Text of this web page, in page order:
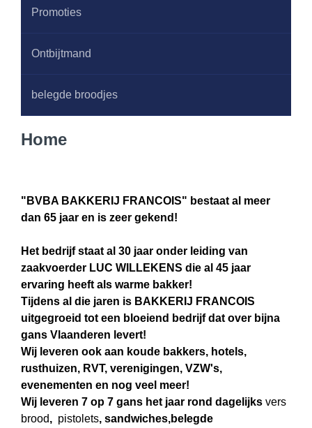
Promoties
Ontbijtmand
belegde broodjes
Home
"BVBA BAKKERIJ FRANCOIS" bestaat al meer
dan 65 jaar en is zeer gekend!
Het bedrijf staat al 30 jaar onder leiding van
zaakvoerder LUC WILLEKENS die al 45 jaar
ervaring heeft als warme bakker!
Tijdens al die jaren is BAKKERIJ FRANCOIS
uitgegroeid tot een bloeiend bedrijf dat over bijna
gans Vlaanderen levert!
Wij leveren ook aan koude bakkers, hotels,
rusthuizen, RVT, verenigingen, VZW's,
evenementen en nog veel meer!
Wij leveren 7 op 7 gans het jaar rond dagelijks vers
brood, pistolets, sandwiches,belegde